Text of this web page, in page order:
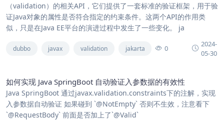
（validation）的相关API，它们提供了一套标准的验证框架，用于验
证Java对象的属性是否符合指定的约束条件。这两个API的作用类
似，只是在Java EE平台的演进过程中发生了一些变化。 ja
dubbo javax validation jakarta 0
2024-
05-30
如何实现 Java SpringBoot 自动验证入参数据的有效性
Java SpringBoot 通过javax.validation.constraints下的注解，实现
入参数据自动验证 如果碰到 `@NotEmpty` 否则不生效，注意看下
`@RequestBody` 前面是否加上了`@Valid`